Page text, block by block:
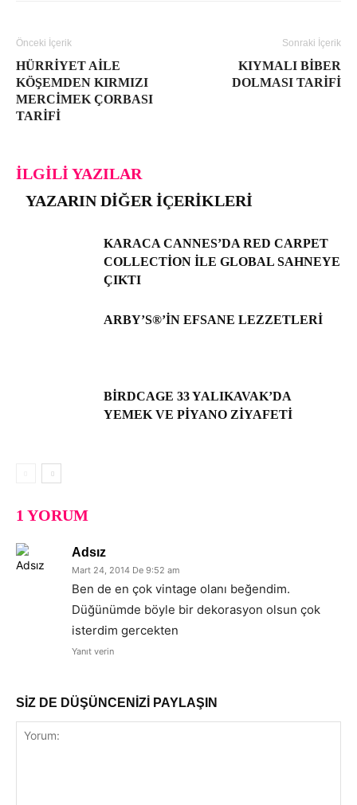
Önceki İçerik
HÜRRIYET AILE
KÖŞEMDEN KIRMIZI
MERCIMEK ÇORBASI
TARIFI
Sonraki İçerik
KIYMALI BIBER
DOLMASI TARIFI
İLGILI YAZILAR
YAZARIN DIĞER İÇERIKLERI
KARACA CANNES’DA RED CARPET
COLLECTION ILE GLOBAL SAHNEYE
ÇIKTI
ARBY’S®’IN EFSANE LEZZETLERI
BIRDCAGE 33 YALIKAVAK’DA
YEMEK VE PIYANO ZIYAFETI
1 YORUM
Adsız
Mart 24, 2014 De 9:52 am
Ben de en çok vintage olanı beğendim.
Düğünümde böyle bir dekorasyon olsun çok
isterdim gercekten
Yanıt verin
SİZ DE DÜŞÜNCENİZİ PAYLAŞIN